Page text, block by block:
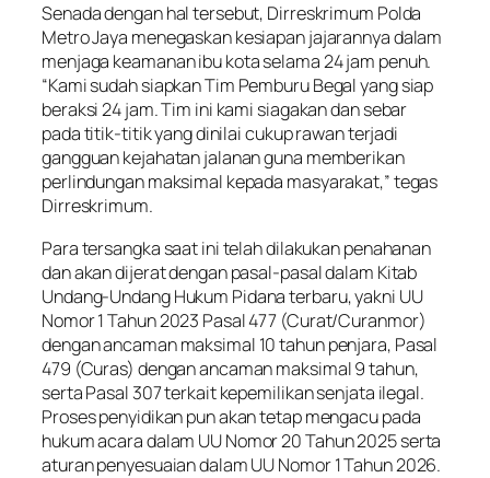
Senada dengan hal tersebut, Dirreskrimum Polda
Metro Jaya menegaskan kesiapan jajarannya dalam
menjaga keamanan ibu kota selama 24 jam penuh.
“Kami sudah siapkan Tim Pemburu Begal yang siap
beraksi 24 jam. Tim ini kami siagakan dan sebar
pada titik-titik yang dinilai cukup rawan terjadi
gangguan kejahatan jalanan guna memberikan
perlindungan maksimal kepada masyarakat,” tegas
Dirreskrimum.
Para tersangka saat ini telah dilakukan penahanan
dan akan dijerat dengan pasal-pasal dalam Kitab
Undang-Undang Hukum Pidana terbaru, yakni UU
Nomor 1 Tahun 2023 Pasal 477 (Curat/Curanmor)
dengan ancaman maksimal 10 tahun penjara, Pasal
479 (Curas) dengan ancaman maksimal 9 tahun,
serta Pasal 307 terkait kepemilikan senjata ilegal.
Proses penyidikan pun akan tetap mengacu pada
hukum acara dalam UU Nomor 20 Tahun 2025 serta
aturan penyesuaian dalam UU Nomor 1 Tahun 2026.